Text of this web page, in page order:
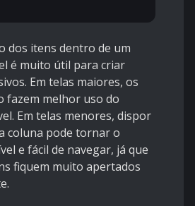
dos itens dentro de um
é muito útil para criar
Em telas maiores, os
fazem melhor uso do
Em telas menores, dispor
coluna pode tornar o
e fácil de navegar, já que
fiquem muito apertados